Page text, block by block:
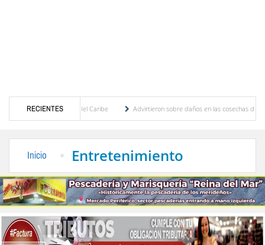
RECIENTES
y del Caribe
Advirtieron sobre daños en las cosechas de los Andes
Inicio Entretenimiento